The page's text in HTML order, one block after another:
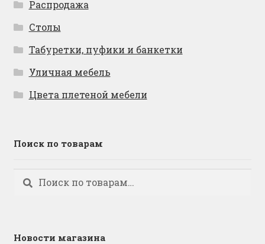
Распродажа
Столы
Табуретки, пуфики и банкетки
Уличная мебель
Цвета плетеной мебели
Поиск по товарам
Искать:
Поиск
Новости магазина